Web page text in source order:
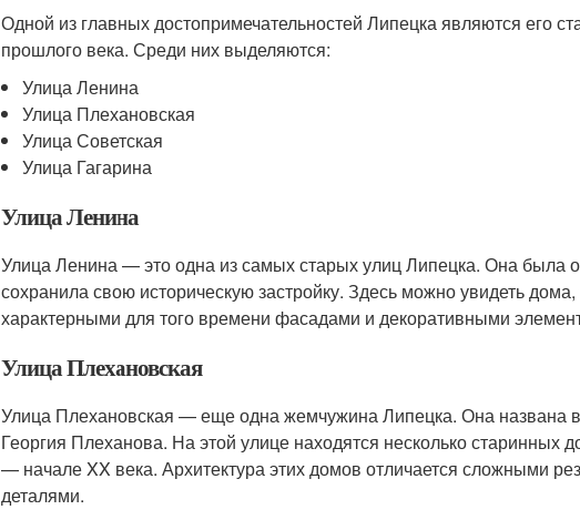
Одной из главных достопримечательностей Липецка являются его
прошлого века. Среди них выделяются:
Улица Ленина
Улица Плехановская
Улица Советская
Улица Гагарина
Улица Ленина
Улица Ленина — это одна из самых старых улиц Липецка. Она была
сохранила свою историческую застройку. Здесь можно увидеть
характерными для того времени фасадами и декоративными
Улица Плехановская
Улица Плехановская — еще одна жемчужина Липецка. Она названа в
Георгия Плеханова. На этой улице находятся несколько старинных
— начале XX века. Архитектура этих домов отличается сложными
деталями.